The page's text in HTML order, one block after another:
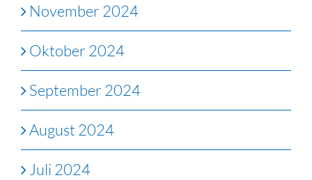
November 2024
Oktober 2024
September 2024
August 2024
Juli 2024